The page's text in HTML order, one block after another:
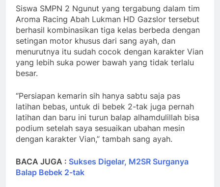
Siswa SMPN 2 Ngunut yang tergabung dalam tim
Aroma Racing Abah Lukman HD Gazslor tersebut
berhasil kombinasikan tiga kelas berbeda dengan
setingan motor khusus dari sang ayah, dan
menurutnya itu sudah cocok dengan karakter Vian
yang lebih suka power bawah yang tidak terlalu
besar.
“Persiapan kemarin sih hanya sabtu saja pas
latihan bebas, untuk di bebek 2-tak juga pernah
latihan dan baru ini turun balap alhamdulillah bisa
podium setelah saya sesuaikan ubahan mesin
dengan karakter Vian,” tambah sang ayah.
BACA JUGA : Sukses Digelar, M2SR Surganya
Balap Bebek 2-tak